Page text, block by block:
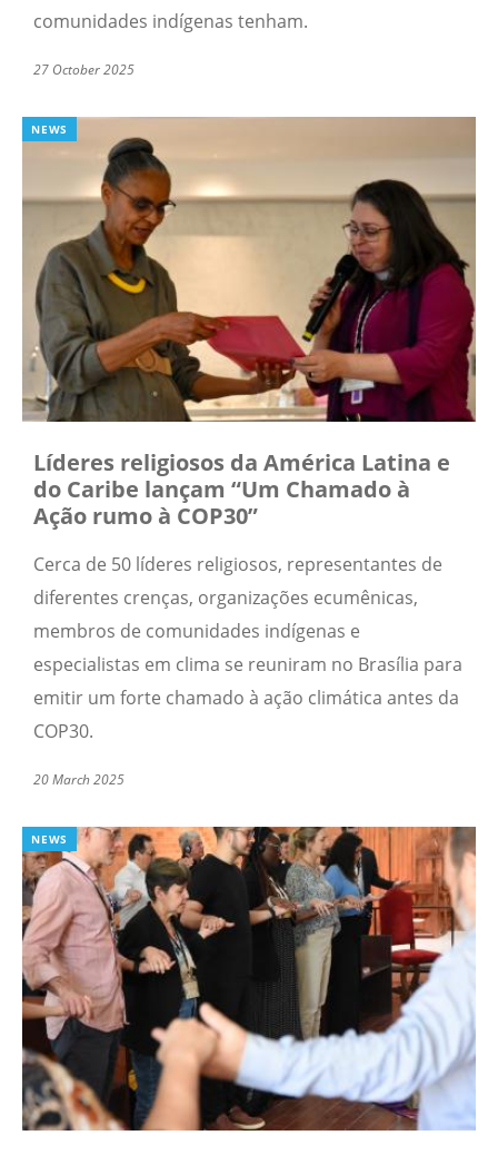
comunidades indígenas tenham.
27 October 2025
NEWS
Líderes religiosos da América Latina e
do Caribe lançam “Um Chamado à
Ação rumo à COP30”
Cerca de 50 líderes religiosos, representantes de
diferentes crenças, organizações ecumênicas,
membros de comunidades indígenas e
especialistas em clima se reuniram no Brasília para
emitir um forte chamado à ação climática antes da
COP30.
20 March 2025
NEWS